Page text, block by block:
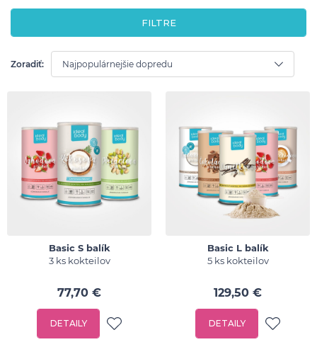
FILTRE
Zoradiť:
Basic S balík
3 ks kokteilov
77,70 €
DETAILY
Basic L balík
5 ks kokteilov
129,50 €
DETAILY